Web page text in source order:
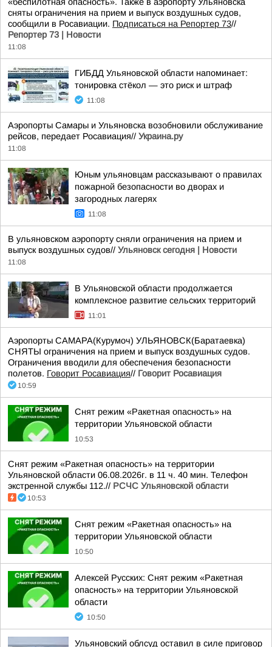
сняты ограничения на прием и выпуск воздушных судов,
сообщили в Росавиации. Подписаться на Репортер 73//
Репортер 73 | Новости
11:08
ГИБДД Ульяновской области напоминает:
тонировка стёкол — это риск и штраф
11:08
Аэропорты Самары и Ульяновска возобновили обслуживание
рейсов, передает Росавиация// Украина.ру
11:08
Юным ульяновцам рассказывают о правилах
пожарной безопасности во дворах и
загородных лагерях
11:08
В ульяновском аэропорту сняли ограничения на прием и
выпуск воздушных судов// Ульяновск сегодня | Новости
11:08
В Ульяновской области продолжается
комплексное развитие сельских территорий
11:01
Аэропорты САМАРА(Курумоч) УЛЬЯНОВСК(Баратаевка)
СНЯТЫ ограничения на прием и выпуск воздушных судов.
Ограничения вводили для обеспечения безопасности
полетов. Говорит Росавиация// Говорит Росавиация
10:59
Снят режим «Ракетная опасность» на
территории Ульяновской области
10:53
Снят режим «Ракетная опасность» на территории
Ульяновской области 06.08.2026г. в 11 ч. 40 мин. Телефон
экстренной службы 112.// РСЧС Ульяновской области
10:53
Снят режим «Ракетная опасность» на
территории Ульяновской области
10:50
Алексей Русских: Снят режим «Ракетная
опасность» на территории Ульяновской
области
10:50
Ульяновский облсуд оставил в силе приговор